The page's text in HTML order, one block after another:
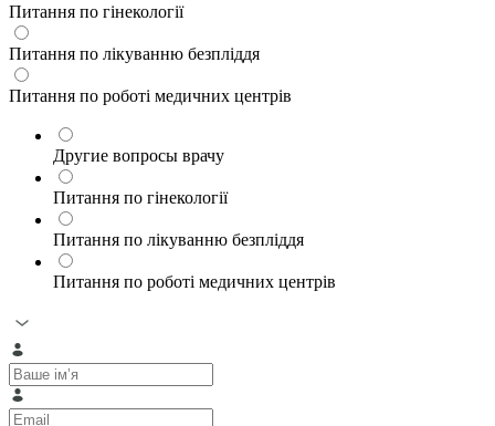
Питання по гінекології
Питання по лікуванню безпліддя
Питання по роботі медичних центрів
Другие вопросы врачу
Питання по гінекології
Питання по лікуванню безпліддя
Питання по роботі медичних центрів